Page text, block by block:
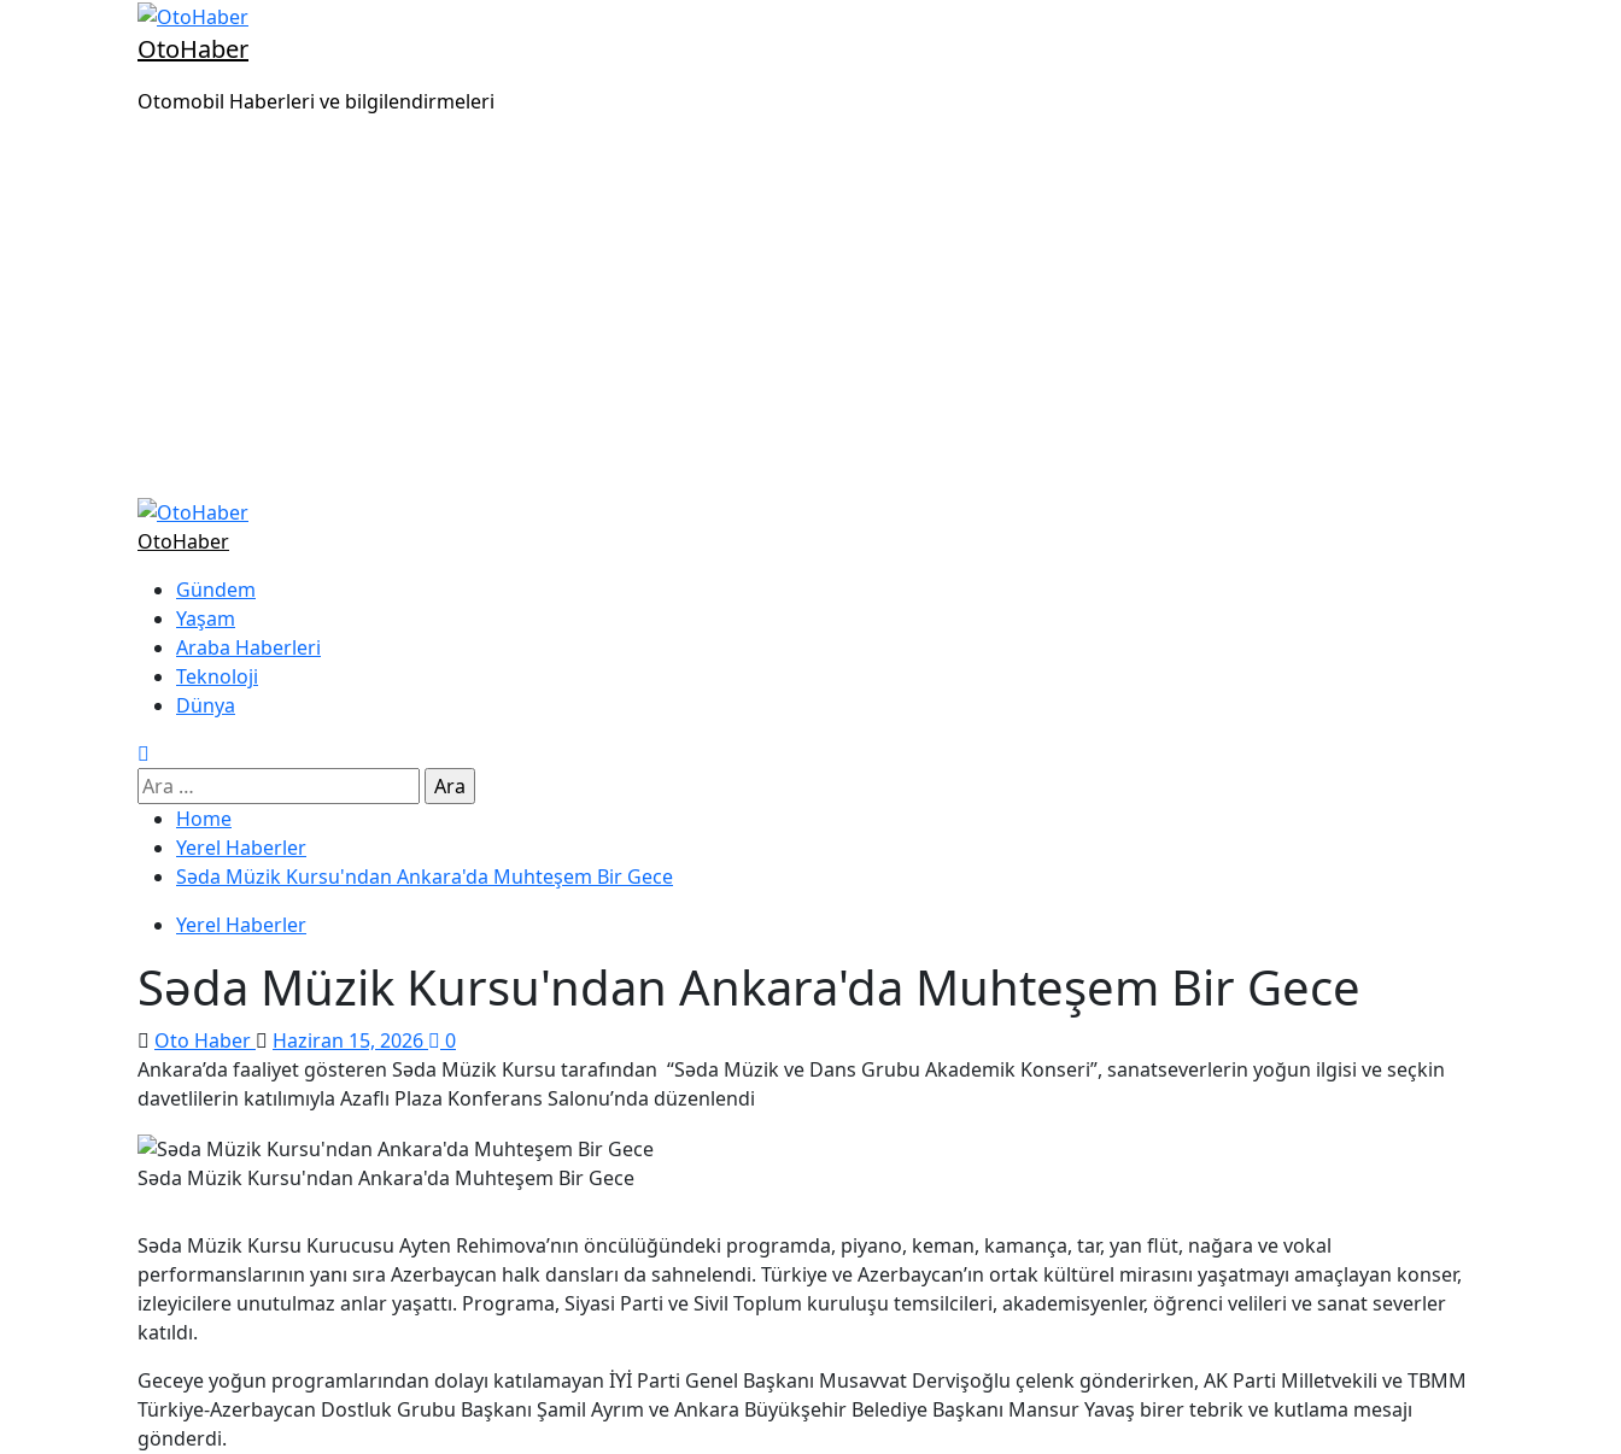
OtoHaber
Otomobil Haberleri ve bilgilendirmeleri
OtoHaber
Gündem
Yaşam
Araba Haberleri
Teknoloji
Dünya
Home
Yerel Haberler
Səda Müzik Kursu'ndan Ankara'da Muhteşem Bir Gece
Yerel Haberler
Səda Müzik Kursu'ndan Ankara'da Muhteşem Bir Gece
Oto Haber Haziran 15, 2026
0
Ankara’da faaliyet gösteren Səda Müzik Kursu tarafından “Səda Müzik ve Dans Grubu Akademik Konseri”, sanatseverlerin yoğun ilgisi ve seçkin
davetlilerin katılımıyla Azaflı Plaza Konferans Salonu’nda düzenlendi
Səda Müzik Kursu'ndan Ankara'da Muhteşem Bir Gece
Səda Müzik Kursu Kurucusu Ayten Rehimova’nın öncülüğündeki programda, piyano, keman, kamança, tar, yan flüt, nağara ve vokal
performanslarının yanı sıra Azerbaycan halk dansları da sahnelendi. Türkiye ve Azerbaycan’ın ortak kültürel mirasını yaşatmayı amaçlayan konser,
izleyicilere unutulmaz anlar yaşattı. Programa, Siyasi Parti ve Sivil Toplum kuruluşu temsilcileri, akademisyenler, öğrenci velileri ve sanat severler
katıldı.
Geceye yoğun programlarından dolayı katılamayan İYİ Parti Genel Başkanı Musavvat Dervişoğlu çelenk gönderirken, AK Parti Milletvekili ve TBMM
Türkiye-Azerbaycan Dostluk Grubu Başkanı Şamil Ayrım ve Ankara Büyükşehir Belediye Başkanı Mansur Yavaş birer tebrik ve kutlama mesajı
gönderdi.